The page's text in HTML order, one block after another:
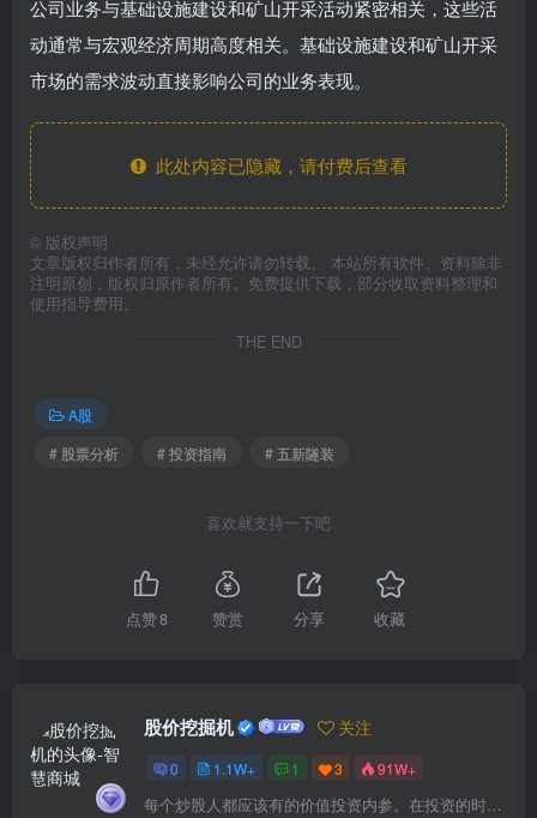
公司业务与基础设施建设和矿山开采活动紧密相关，这些活
动通常与宏观经济周期高度相关。基础设施建设和矿山开采
市场的需求波动直接影响公司的业务表现。
此处内容已隐藏，请付费后查看
© 版权声明
文章版权归作者所有，未经允许请勿转载。 本站所有软件、资料除非
注明原创，版权归原作者所有。免费提供下载，部分收取资料整理和
使用指导费用。
THE END
A股
# 股票分析
# 投资指南 # 五新隧装
喜欢就支持一下吧
点赞8 赞赏 分享 收藏
股价挖掘机 关注
0 1.1W+ 1 3 91W+
每个炒股人都应该有的价值投资内参。在投资的时候，我们把自己看成是企业分析师——而不是市场分析师，也不是宏观经济分析师，更不是证券分析师。